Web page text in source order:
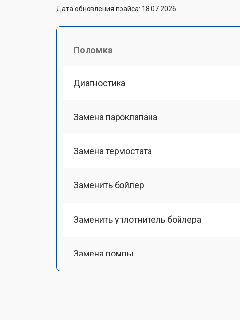
Дата обновления прайса: 18.07.2026
Поломка
Диагностика
Замена пароклапана
Замена термостата
Заменить бойлер
Заменить уплотнитель бойлера
Замена помпы